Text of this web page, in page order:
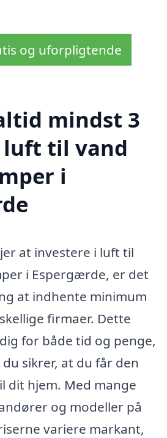
og uforpligtende
mindst 3
til vand
i
at investere i luft til
i Espergærde, er det
at indhente minimum
firmaer. Dette
for både tid og penge,
sikrer, at du får den
dit hjem. Med mange
og modeller på
variere markant,